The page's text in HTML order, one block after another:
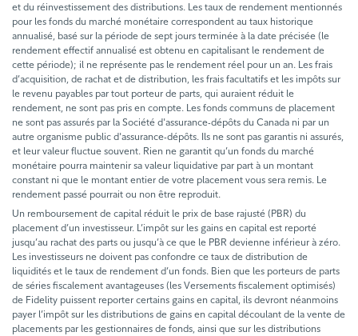
et du réinvestissement des distributions. Les taux de rendement mentionnés
pour les fonds du marché monétaire correspondent au taux historique
annualisé, basé sur la période de sept jours terminée à la date précisée (le
rendement effectif annualisé est obtenu en capitalisant le rendement de
cette période); il ne représente pas le rendement réel pour un an. Les frais
d’acquisition, de rachat et de distribution, les frais facultatifs et les impôts sur
le revenu payables par tout porteur de parts, qui auraient réduit le
rendement, ne sont pas pris en compte. Les fonds communs de placement
ne sont pas assurés par la Société d'assurance-dépôts du Canada ni par un
autre organisme public d'assurance-dépôts. Ils ne sont pas garantis ni assurés,
et leur valeur fluctue souvent. Rien ne garantit qu’un fonds du marché
monétaire pourra maintenir sa valeur liquidative par part à un montant
constant ni que le montant entier de votre placement vous sera remis. Le
rendement passé pourrait ou non être reproduit.
Un remboursement de capital réduit le prix de base rajusté (PBR) du
placement d’un investisseur. L’impôt sur les gains en capital est reporté
jusqu’au rachat des parts ou jusqu’à ce que le PBR devienne inférieur à zéro.
Les investisseurs ne doivent pas confondre ce taux de distribution de
liquidités et le taux de rendement d’un fonds. Bien que les porteurs de parts
de séries fiscalement avantageuses (les Versements fiscalement optimisés)
de Fidelity puissent reporter certains gains en capital, ils devront néanmoins
payer l’impôt sur les distributions de gains en capital découlant de la vente de
placements par les gestionnaires de fonds, ainsi que sur les distributions